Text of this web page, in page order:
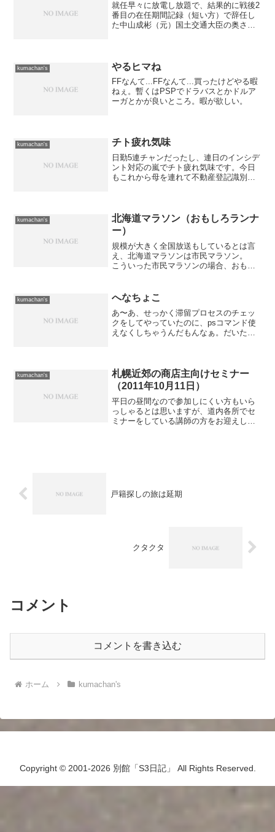
就任早々に放電し放題で、結果的に戦後2
番目の在任期間記録（短い方）で辞任し
た中山成彬（元）国土交通大臣の奥さん
感じです。 聡明な印象...
kumachan's やるヒマね
FFなんて...FFなんて...買ったけどやる暇
ねぇ。暫くはPSPでドラバスとかドルア
ーガとかが良いところ。暇が欲しい。
kumachan's チト疲れ気味
日勤5連チャンだったし、連日のインシデ
ント対応の嵐でチト疲れ気味です。今日
もこれから母を連れて不動産登記識別情
でしょう。 とにかく、...
kumachan's
北海道マラソン（おもしろランナ
ー）
規模が大きく全国放送もしているとは言
え、北海道マラソンは市民マラソン。
こういった市民マラソンの場合、おもし
ました。1枚目は交通標識を背負っている
おじさん。 「止まれ」...
kumachan's へなちょこ
あ〜あ、せっかく滞留プロセスのチェッ
クをしてやっていたのに、psコマンド使
えなくしちゃうんだもんなぁ。だいた
ロセス覗いてみて怪しいCG...
kumachan's
札幌近郊の商店主向けセミナー
（2011年10月11日）
平日の昼間なので参加しにくい方もいら
っしゃるとは思いますが、道内各所でセ
ミナーをしている講師の方をお迎えして
戸籍探しの旅は延期
クタクタ
コメント
コメントを書き込む
ホーム kumachan's
Copyright © 2001-2026 別館「S3日記」 All Rights Reserved.